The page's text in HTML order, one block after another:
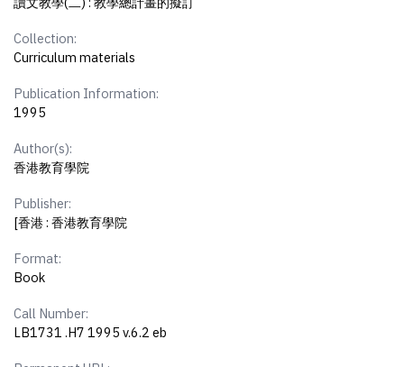
Collection:
Curriculum materials
Publication Information:
1995
Author(s):
香港教育學院
Publisher:
[香港 : 香港教育學院
Format:
Book
Call Number:
LB1731 .H7 1995 v.6.2 eb